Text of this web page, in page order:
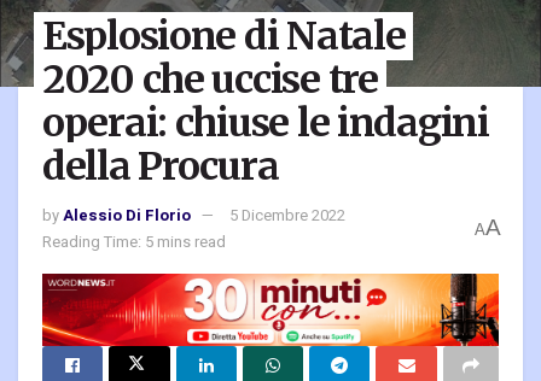
Esplosione di Natale
2020 che uccise tre
operai: chiuse le indagini
della Procura
byAlessio Di Florio
5 Dicembre 2022
Reading Time: 5 mins read
AA